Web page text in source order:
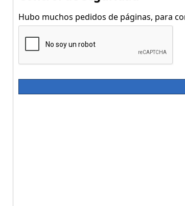
Hubo muchos pedidos de páginas, para